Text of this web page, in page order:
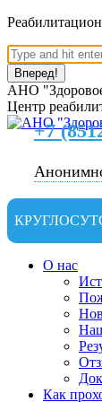
Перейти
содержанию
Поиск:
АНО
Центр
+7
О нас
Как